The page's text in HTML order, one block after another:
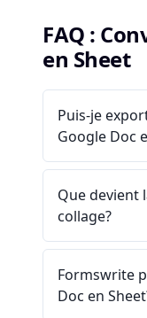
FAQ :
en Sheet
Puis-je
Google Doc
Que devient
collage?
Formswrite
Doc en